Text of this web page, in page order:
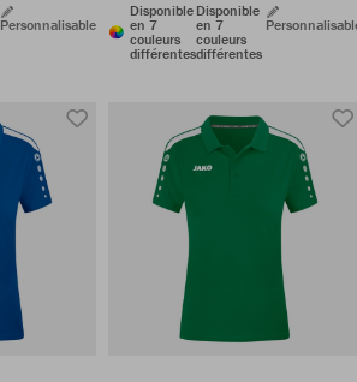
Personnalisable
Disponible
en 7
couleurs
différentes
Disponible
en 7
couleurs
différentes